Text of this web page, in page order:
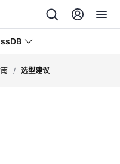
/ 选型建议